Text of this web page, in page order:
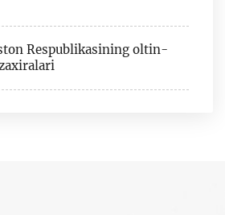
Respublikasining oltin-